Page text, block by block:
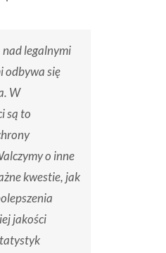
nad legalnymi
odbywa się
W
są to
o inne
kwestie, jak
jakości